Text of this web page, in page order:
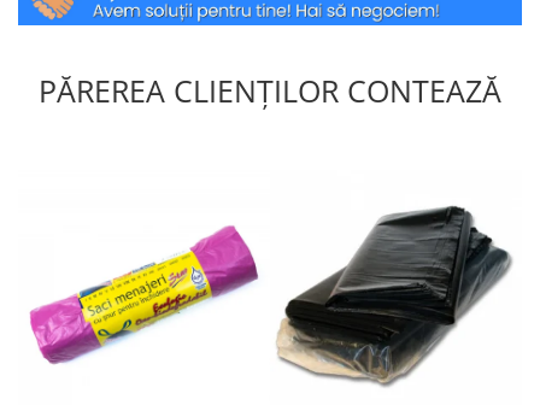
PĂREREA CLIENȚILOR CONTEAZĂ